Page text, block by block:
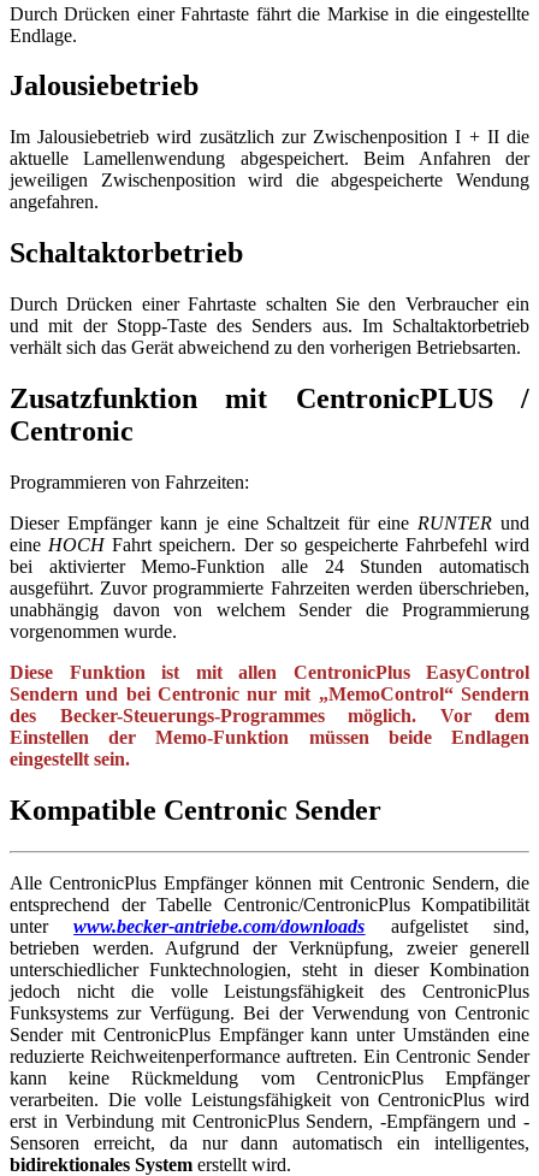
Durch Drücken einer Fahrtaste fährt die Markise in die eingestellte
Endlage.
Jalousiebetrieb
Im Jalousiebetrieb wird zusätzlich zur Zwischenposition I + II die
aktuelle Lamellenwendung abgespeichert. Beim Anfahren der
jeweiligen Zwischenposition wird die abgespeicherte Wendung
angefahren.
Schaltaktorbetrieb
Durch Drücken einer Fahrtaste schalten Sie den Verbraucher ein
und mit der Stopp-Taste des Senders aus. Im Schaltaktorbetrieb
verhält sich das Gerät abweichend zu den vorherigen Betriebsarten.
Zusatzfunktion mit CentronicPLUS /
Centronic
Programmieren von Fahrzeiten:
Dieser Empfänger kann je eine Schaltzeit für eine RUNTERund
eine HOCHFahrt speichern. Der so gespeicherte Fahrbefehl wird
bei aktivierter Memo-Funktion alle 24 Stunden automatisch
ausgeführt. Zuvor programmierte Fahrzeiten werden überschrieben,
unabhängig davon von welchem Sender die Programmierung
vorgenommen wurde.
Diese Funktion ist mit allen CentronicPlus EasyControl
Sendern und bei Centronic nur mit „MemoControl“ Sendern
des Becker-Steuerungs-Programmes möglich. Vor dem
Einstellen der Memo-Funktion müssen beide Endlagen
eingestellt sein.
Kompatible Centronic Sender
Alle CentronicPlus Empfänger können mit Centronic Sendern, die
entsprechend der Tabelle Centronic/CentronicPlus Kompatibilität
unterwww.becker-antriebe.com/downloads aufgelistet sind,
betrieben werden. Aufgrund der Verknüpfung, zweier generell
unterschiedlicher Funktechnologien, steht in dieser Kombination
jedoch nicht die volle Leistungsfähigkeit des CentronicPlus
Funksystems zur Verfügung. Bei der Verwendung von Centronic
Sender mit CentronicPlus Empfänger kann unter Umständen eine
reduzierte Reichweitenperformance auftreten. Ein Centronic Sender
kann keine Rückmeldung vom CentronicPlus Empfänger
verarbeiten. Die volle Leistungsfähigkeit von CentronicPlus wird
erst in Verbindung mit CentronicPlus Sendern, -Empfängern und -
Sensoren erreicht, da nur dann automatisch ein intelligentes,
bidirektionales System erstellt wird.